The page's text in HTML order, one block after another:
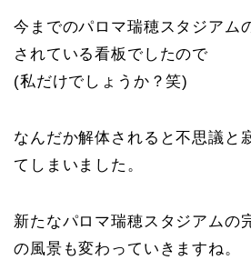
今までのパロマ瑞穂スタジアム
されている看板でしたので
(私だけでしょうか？笑)
なんだか解体されると不思議と
てしまいました。
新たなパロマ瑞穂スタジアムの
の風景も変わっていきますね。